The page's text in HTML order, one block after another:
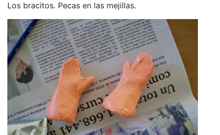
Los bracitos. Pecas en las mejillas.